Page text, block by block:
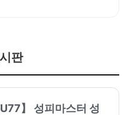
판
】 성피마스터 성